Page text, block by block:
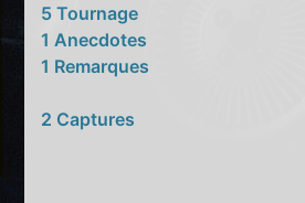
5 Tournage
1 Anecdotes
1 Remarques
2 Captures